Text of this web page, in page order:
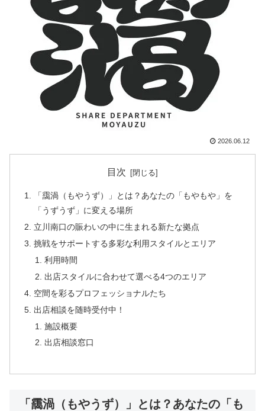
2026.06.12
目次
「靄渦（もやうず）」とは？あなたの「もやもや」を
「うずうず」に変える場所
立川南口の賑わいの中に生まれる新たな拠点
挑戦をサポートする多彩な利用スタイルとエリア
利用時間
出店スタイルに合わせて選べる4つのエリア
空間を彩るプロフェッショナルたち
出店相談を随時受付中！
施設概要
出店相談窓口
「靄渦（もやうず）」とは？あなたの「も